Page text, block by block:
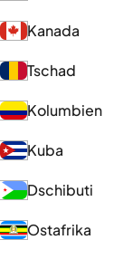
Kanada
Tschad
Kolumbien
Kuba
Dschibuti
Ostafrika